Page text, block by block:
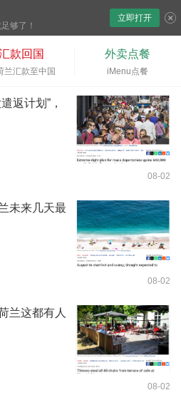
够了！
立即打开
款回国
兰汇款至中国
外卖点餐
iMenu点餐
返计划”，
08-02
未来几天最
08-02
兰这都有人
08-02